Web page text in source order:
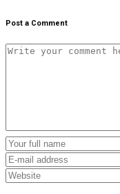
Post a Comment